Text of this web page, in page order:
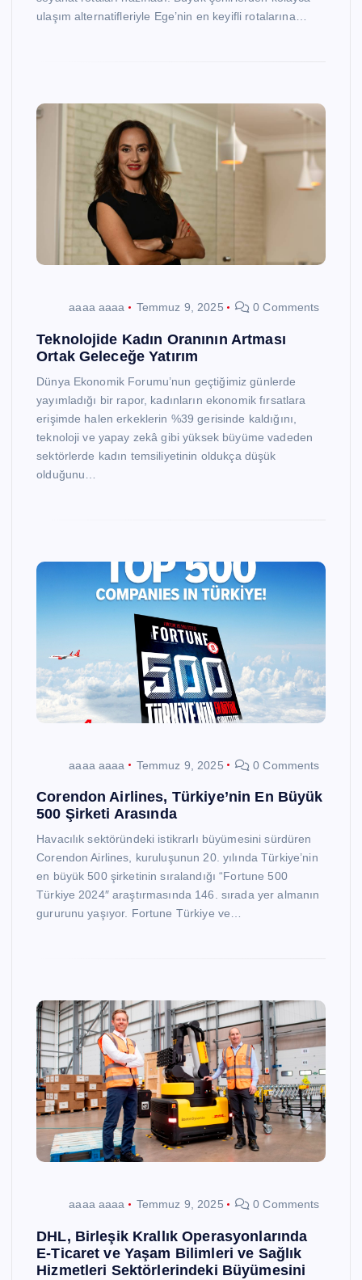
ulaşım alternatifleriyle Ege’nin en keyifli rotalarına…
aaaa aaaa Temmuz 9, 2025 0 Comments
Teknolojide Kadın Oranının Artması
Ortak Geleceğe Yatırım
Dünya Ekonomik Forumu’nun geçtiğimiz günlerde
yayımladığı bir rapor, kadınların ekonomik fırsatlara
erişimde halen erkeklerin %39 gerisinde kaldığını,
teknoloji ve yapay zekâ gibi yüksek büyüme vadeden
sektörlerde kadın temsiliyetinin oldukça düşük
olduğunu…
aaaa aaaa Temmuz 9, 2025 0 Comments
Corendon Airlines, Türkiye’nin En Büyük
500 Şirketi Arasında
Havacılık sektöründeki istikrarlı büyümesini sürdüren
Corendon Airlines, kuruluşunun 20. yılında Türkiye’nin
en büyük 500 şirketinin sıralandığı “Fortune 500
Türkiye 2024″ araştırmasında 146. sırada yer almanın
gururunu yaşıyor. Fortune Türkiye ve…
aaaa aaaa Temmuz 9, 2025 0 Comments
DHL, Birleşik Krallık Operasyonlarında
E-Ticaret ve Yaşam Bilimleri ve Sağlık
Hizmetleri Sektörlerindeki Büyümesini